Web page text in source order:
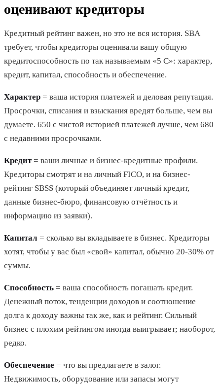
оценивают кредиторы
Кредитный рейтинг важен, но это не вся история. SBA
требует, чтобы кредиторы оценивали вашу общую
кредитоспособность по так называемым «5 C»: характер,
кредит, капитал, способность и обеспечение.
Характер = ваша история платежей и деловая репутация.
Просрочки, списания и взыскания вредят больше, чем вы
думаете. 650 с чистой историей платежей лучше, чем 680
с недавними просрочками.
Кредит= ваши личные и бизнес-кредитные профили.
Кредиторы смотрят и на личный FICO, и на бизнес-
рейтинг SBSS (который объединяет личный кредит,
данные бизнес-бюро, финансовую отчётность и
информацию из заявки).
Капитал = сколько вы вкладываете в бизнес. Кредиторы
хотят, чтобы у вас был «свой» капитал, обычно 20-30% от
суммы.
Способность = ваша способность погашать кредит.
Денежный поток, тенденции доходов и соотношение
долга к доходу важны так же, как и рейтинг. Сильный
бизнес с плохим рейтингом иногда выигрывает; наоборот,
редко.
Обеспечение = что вы предлагаете в залог.
Недвижимость, оборудование или запасы могут